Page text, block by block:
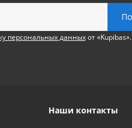
персональных данныхот «Kupibas».
Наши контакты